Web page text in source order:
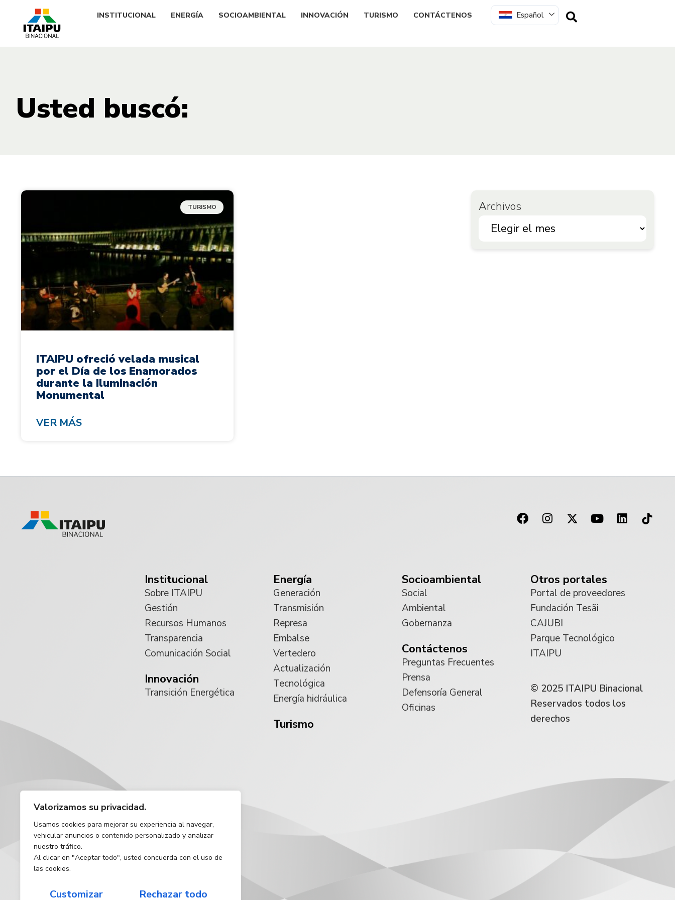
Valorizamos su privacidad.
Usamos cookies para mejorar su experiencia al navegar,
vehicular anuncios o contenido personalizado y analizar
nuestro tráfico.
Al clicar en "Aceptar todo", usted concuerda con el uso de
las cookies.
Customizar Rechazar todo
INSTITUCIONAL ENERGÍA SOCIOAMBIENTAL INNOVACIÓN TURISMO CONTÁCTENOS Español
Usted buscó:
TURISMO
ITAIPU ofreció velada musical
por el Día de los Enamorados
durante la Iluminación
Monumental
VER MÁS
Archivos
Institucional
Sobre ITAIPU
Gestión
Recursos Humanos
Transparencia
Comunicación Social
Innovación
Transición Energética
Energía
Generación
Transmisión
Represa
Embalse
Vertedero
Actualización
Tecnológica
Energía hidráulica
Turismo
Socioambiental
Social
Ambiental
Gobernanza
Contáctenos
Preguntas Frecuentes
Prensa
Defensoría General
Oficinas
Otros portales
Portal de proveedores
Fundación Tesãi
CAJUBI
Parque Tecnológico
ITAIPU
© 2025 ITAIPU Binacional
Reservados todos los
derechos